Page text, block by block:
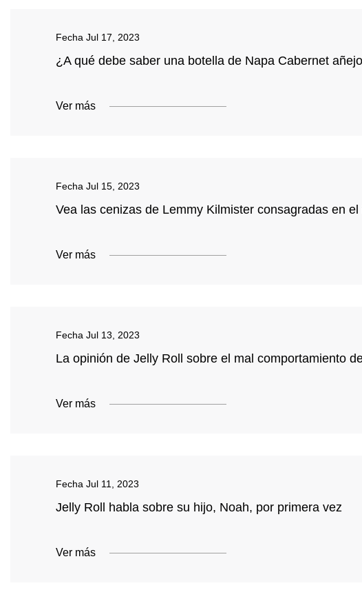
Fecha Jul 17, 2023
¿A qué debe saber una botella de Napa Cabernet
Ver más
Fecha Jul 15, 2023
Vea las cenizas de Lemmy Kilmister consagradas en
Ver más
Fecha Jul 13, 2023
La opinión de Jelly Roll sobre el mal comportamiento
Ver más
Fecha Jul 11, 2023
Jelly Roll habla sobre su hijo, Noah, por primera vez
Ver más